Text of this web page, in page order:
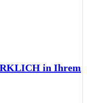
in Ihrem